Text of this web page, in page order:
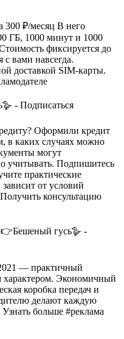
300 ₽/месяц В него
ГБ, 1000 минут и 1000
фиксируется до
с вами навсегда.
доставкой SIM-карты.
- Подписаться
Оформили кредит
в каких случаях можно
могут
учитывать. Подпишитесь
практические
от условий
консультацию
гусь🪿 -
— практичный
характером. Экономичный
коробка передач и
делают каждую
больше #реклама